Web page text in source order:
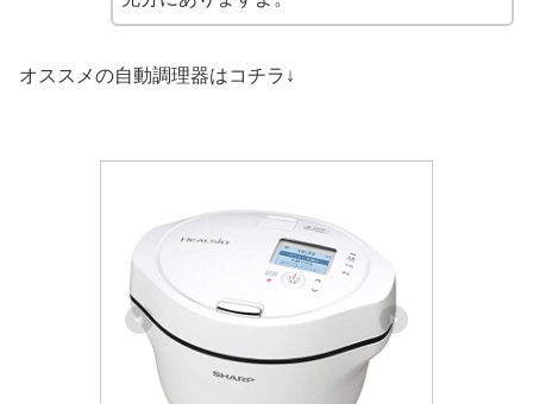
オススメの自動調理器はコチラ↓